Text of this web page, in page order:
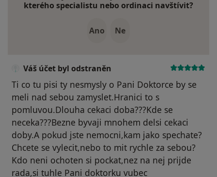
kterého specialistu nebo ordinaci navštívit?
Ano Ne
Váš účet byl odstraněn
Ti co tu pisi ty nesmysly o Pani Doktorce by se
meli nad sebou zamyslet.Hranici to s
pomluvou.Dlouha cekaci doba???Kde se
neceka???Bezne byvaji mnohem delsi cekaci
doby.A pokud jste nemocni,kam jako spechate?
Chcete se vylecit,nebo to mit rychle za sebou?
Kdo neni ochoten si pockat,nez na nej prijde
rada,si tuhle Pani doktorku vubec